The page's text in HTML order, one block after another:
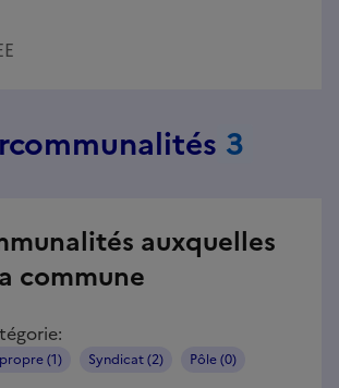
3
auxquelles
commune
(1) Syndicat (2) Pôle (0)